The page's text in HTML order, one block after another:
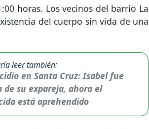
horas. Los vecinos del barrio La
del cuerpo sin vida de una
leer también:
en Santa Cruz: Isabel fue
de su expareja, ahora el
está aprehendido